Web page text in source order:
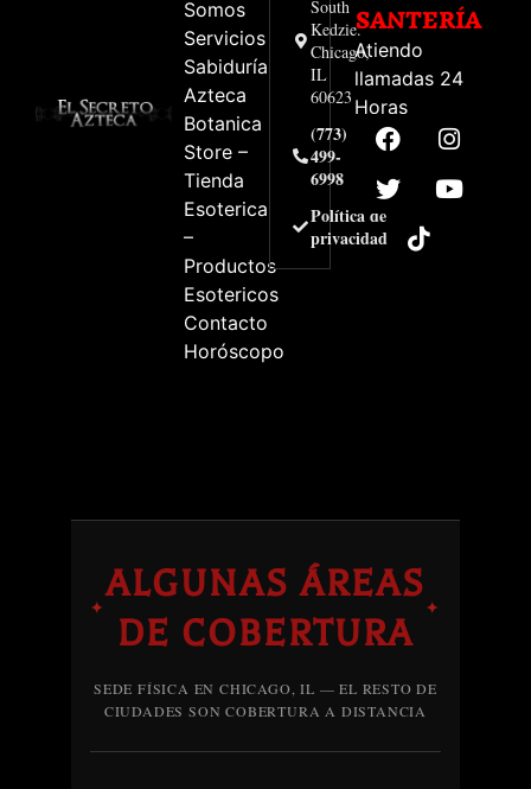
Somos
Servicios
Sabiduría
Azteca
Botanica
Store –
Tienda
Esoterica
–
Productos
Esotericos
Contacto
Horóscopo
South
Kedzie.
Chicago,
IL
60623
(773)
499-
6998
Política de
privacidad
SANTERÍA
Atiendo
llamadas 24
Horas
✦
ALGUNAS ÁREAS
DE COBERTURA
✦
SEDE FÍSICA EN CHICAGO, IL — EL RESTO DE
CIUDADES SON COBERTURA A DISTANCIA